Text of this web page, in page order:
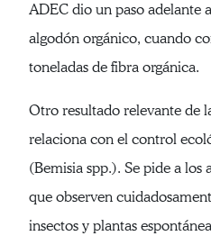
ADEC dio un paso adelante
algodón orgánico, cuando
toneladas de fibra orgánica.
Otro resultado relevante de
relaciona con el control
(Bemisia spp.). Se pide a los
que observen
insectos y plantas